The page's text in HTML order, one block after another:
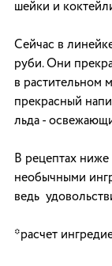
шейки и
Сейчас в
руби. Они
в растительном
прекрасный
льда -
В рецептах
необычными
ведь
*расчет